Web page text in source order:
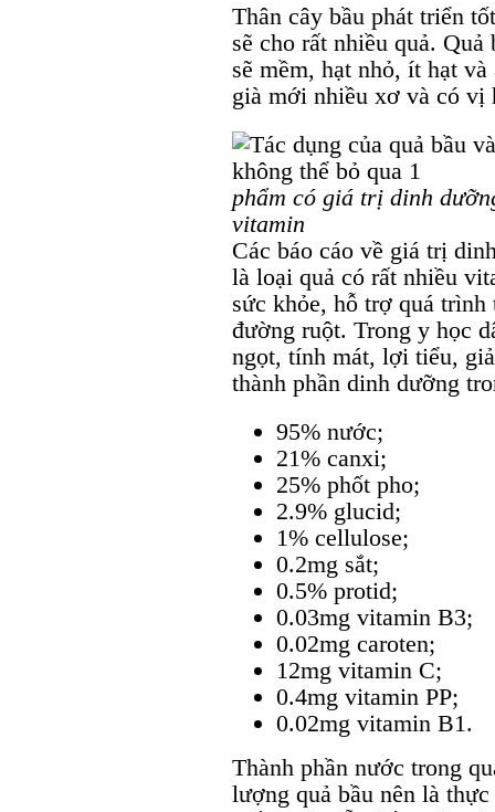
Thân cây bầu phát triển
sẽ cho rất nhiều quả.
sẽ mềm, hạt nhỏ, ít hạt
già mới nhiều xơ và có vị
phẩm có giá trị dinh
vitamin
Các báo cáo về giá trị
là loại quả có rất nhiều
sức khỏe, hỗ trợ quá
đường ruột. Trong y học
ngọt, tính mát, lợi tiểu,
thành phần dinh dưỡng
95% nước;
21% canxi;
25% phốt pho;
2.9% glucid;
1% cellulose;
0.2mg sắt;
0.5% protid;
0.03mg vitamin B3;
0.02mg caroten;
12mg vitamin C;
0.4mg vitamin PP;
0.02mg vitamin B1.
Thành phần nước trong
lượng quả bầu nên là